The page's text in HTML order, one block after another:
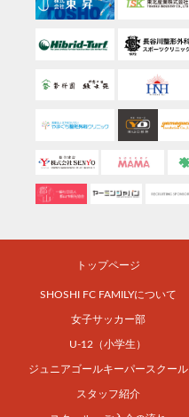
トップページ
SHOSHI FC FAMILYについて
女子サッカー部
U-12（小学生）
ジュニアゴールキーパースクール
スタッフ紹介